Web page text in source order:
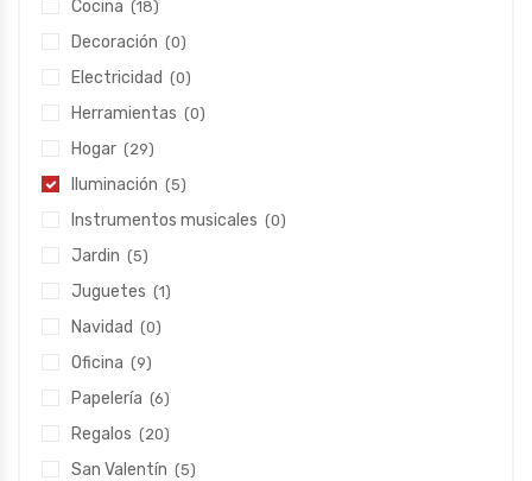
Cocina (18)
Decoración (0)
Electricidad (0)
Herramientas (0)
Hogar (29)
Iluminación (5)
Instrumentos musicales (0)
Jardin (5)
Juguetes (1)
Navidad (0)
Oficina (9)
Papelería (6)
Regalos (20)
San Valentín (5)